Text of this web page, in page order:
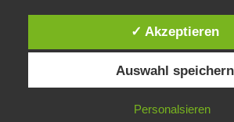
✓ Akzeptieren
Auswahl speichern
Personalsieren